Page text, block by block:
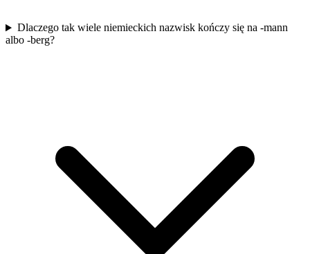
Dlaczego tak wiele niemieckich nazwisk kończy się na -mann
albo -berg?